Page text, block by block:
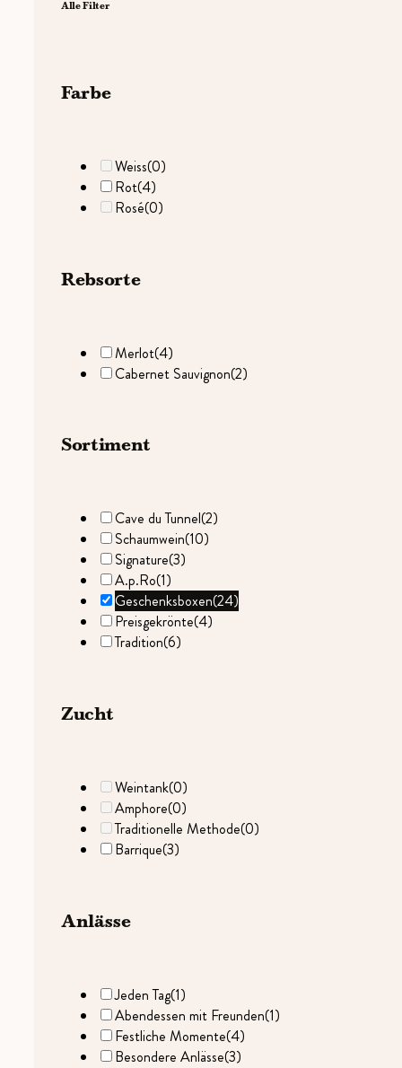
Alle Filter
Farbe
Weiss(0)
Rot(4)
Rosé(0)
Rebsorte
Merlot(4)
Cabernet Sauvignon(2)
Sortiment
Cave du Tunnel(2)
Schaumwein(10)
Signature(3)
A.p.Ro(1)
Geschenksboxen(24)
Preisgekrönte(4)
Tradition(6)
Zucht
Weintank(0)
Amphore(0)
Traditionelle Methode(0)
Barrique(3)
Anlässe
Jeden Tag(1)
Abendessen mit Freunden(1)
Festliche Momente(4)
Besondere Anlässe(3)